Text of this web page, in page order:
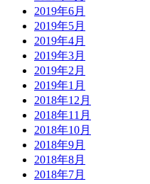
2019年6月
2019年5月
2019年4月
2019年3月
2019年2月
2019年1月
2018年12月
2018年11月
2018年10月
2018年9月
2018年8月
2018年7月